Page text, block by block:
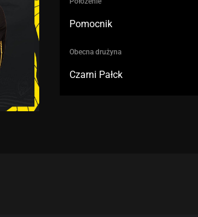
Pomocnik
Obecna drużyna
Czarni Pałck